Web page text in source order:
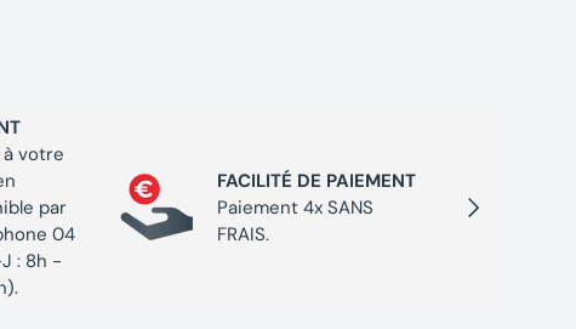
Suivant
votre
par
04
: 8h -
FACILITÉ DE PAIEMENT
Paiement 4x SANS
FRAIS.